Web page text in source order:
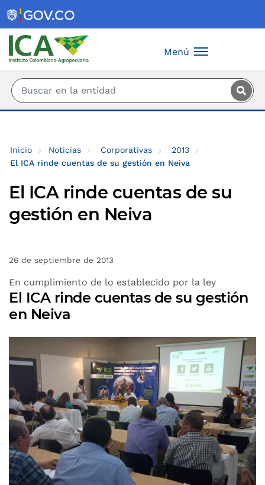
Menú
Inicio Noticias Corporativas
2013
El ICA rinde cuentas de su gestión en Neiva
El ICA rinde cuentas de su
gestión en Neiva
26 de septiembre de 2013
En cumplimiento de lo establecido por la ley
El ICA rinde cuentas de su gestión
en Neiva